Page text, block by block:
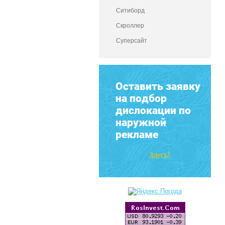
Ситиборд
Скроллер
Суперсайт
Оставить заявку
на подбор
дислокации по
наружной
рекламе
Здесь!